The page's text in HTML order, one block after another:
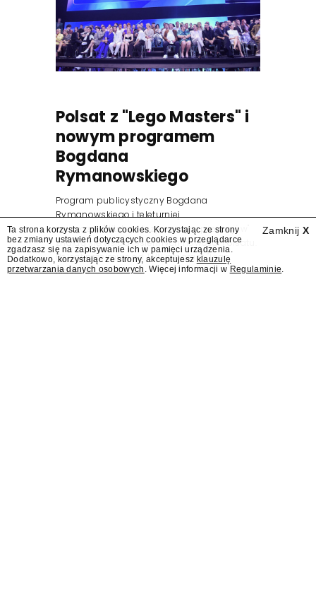
Polsat z "Lego Masters" i
nowym programem
Bogdana
Rymanowskiego
Program publicystyczny Bogdana
Rymanowskiego i teleturniej
muzyczny "Hitster. Muzyczna gra przebojów"
znajdą się wśród jesiennych nowości Polsatu.
Polsat przejmuje od TVN program "Lego
Masters".
Zamknij X
Ta strona korzysta z plików cookies. Korzystając ze strony
bez zmiany ustawień dotyczących cookies w przeglądarce
zgadzasz się na zapisywanie ich w pamięci urządzenia.
Dodatkowo, korzystając ze strony, akceptujesz klauzulę
przetwarzania danych osobowych . Więcej informacji w Regulaminie.